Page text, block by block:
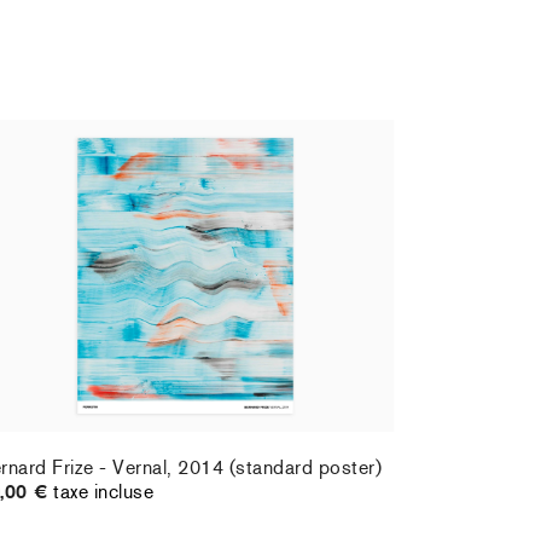
Frize - Vernal, 2014 (standard poster)
taxe incluse
Frize - Vernal, 2014 (standard poster)
€ taxe incluse